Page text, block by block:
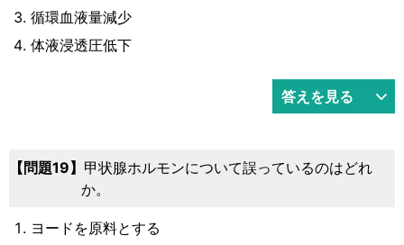
循環血液量減少
体液浸透圧低下
答えを見る
19
甲状腺ホルモンについて誤っているのはどれ
か。
ヨードを原料とする